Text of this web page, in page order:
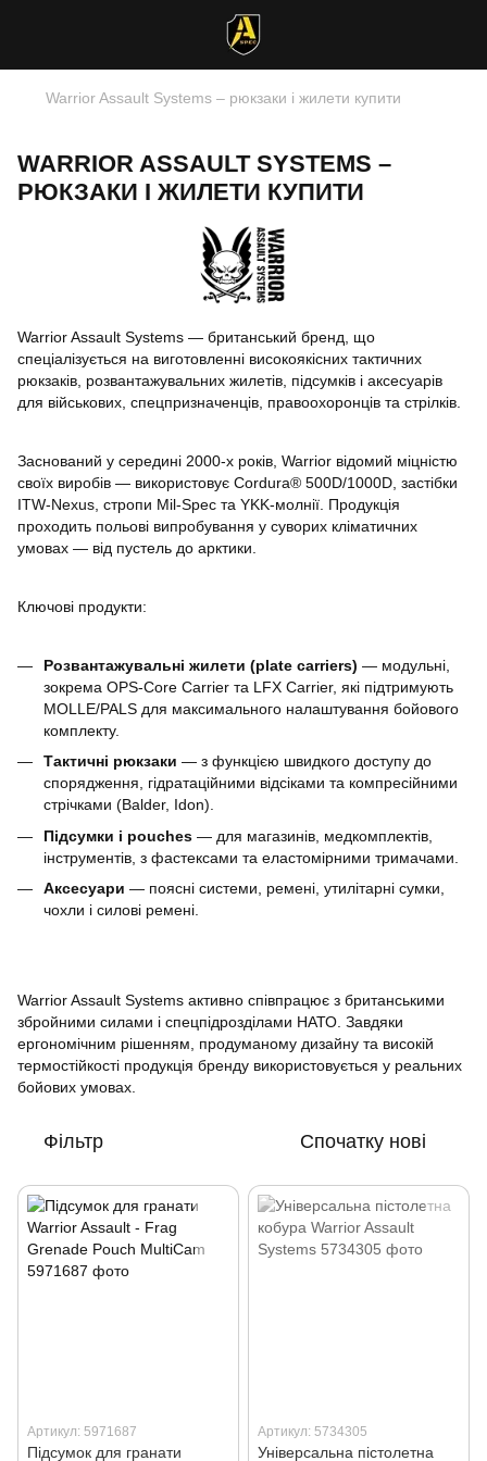
Warrior Assault Systems – рюкзаки і жилети купити
WARRIOR ASSAULT SYSTEMS –
РЮКЗАКИ І ЖИЛЕТИ КУПИТИ
Warrior Assault Systems — британський бренд, що
спеціалізується на виготовленні високоякісних тактичних
рюкзаків, розвантажувальних жилетів, підсумків і аксесуарів
для військових, спецпризначенців, правоохоронців та стрілків.
Заснований у середині 2000-х років, Warrior відомий міцністю
своїх виробів — використовує Cordura® 500D/1000D, застібки
ITW‑Nexus, стропи Mil‑Spec та YKK‑молнії. Продукція
проходить польові випробування у суворих кліматичних
умовах — від пустель до арктики.
Ключові продукти:
Розвантажувальні жилети (plate carriers) — модульні,
зокрема OPS‑Core Carrier та LFX Carrier, які підтримують
MOLLE/PALS для максимального налаштування бойового
комплекту.
Тактичні рюкзаки — з функцією швидкого доступу до
спорядження, гідратаційними відсіками та компресійними
стрічками (Balder, Idon).
Підсумки i pouches — для магазинів, медкомплектів,
інструментів, з фастексами та еластомірними тримачами.
Аксесуари — поясні системи, ремені, утилітарні сумки,
чохли і силові ремені.
Warrior Assault Systems активно співпрацює з британськими
збройними силами і спецпідрозділами НАТО. Завдяки
ергономічним рішенням, продуманому дизайну та високій
термостійкості продукція бренду використовується у реальних
бойових умовах.
Фільтр Спочатку нові
Артикул: 5971687
Підсумок для гранати
Артикул: 5734305
Універсальна пістолетна